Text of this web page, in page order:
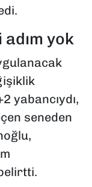
yok
yabancıydı,
seneden